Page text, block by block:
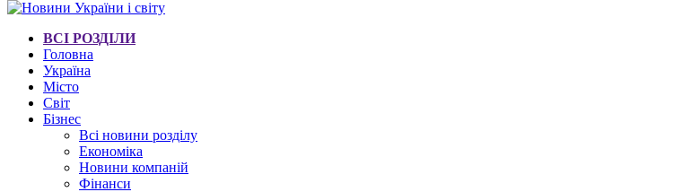
ВСІ РОЗДІЛИ
Головна
Україна
Місто
Світ
Бізнес
Всі новини розділу
Економіка
Новини компаній
Фінанси